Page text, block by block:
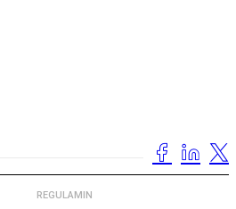
REGULAMIN